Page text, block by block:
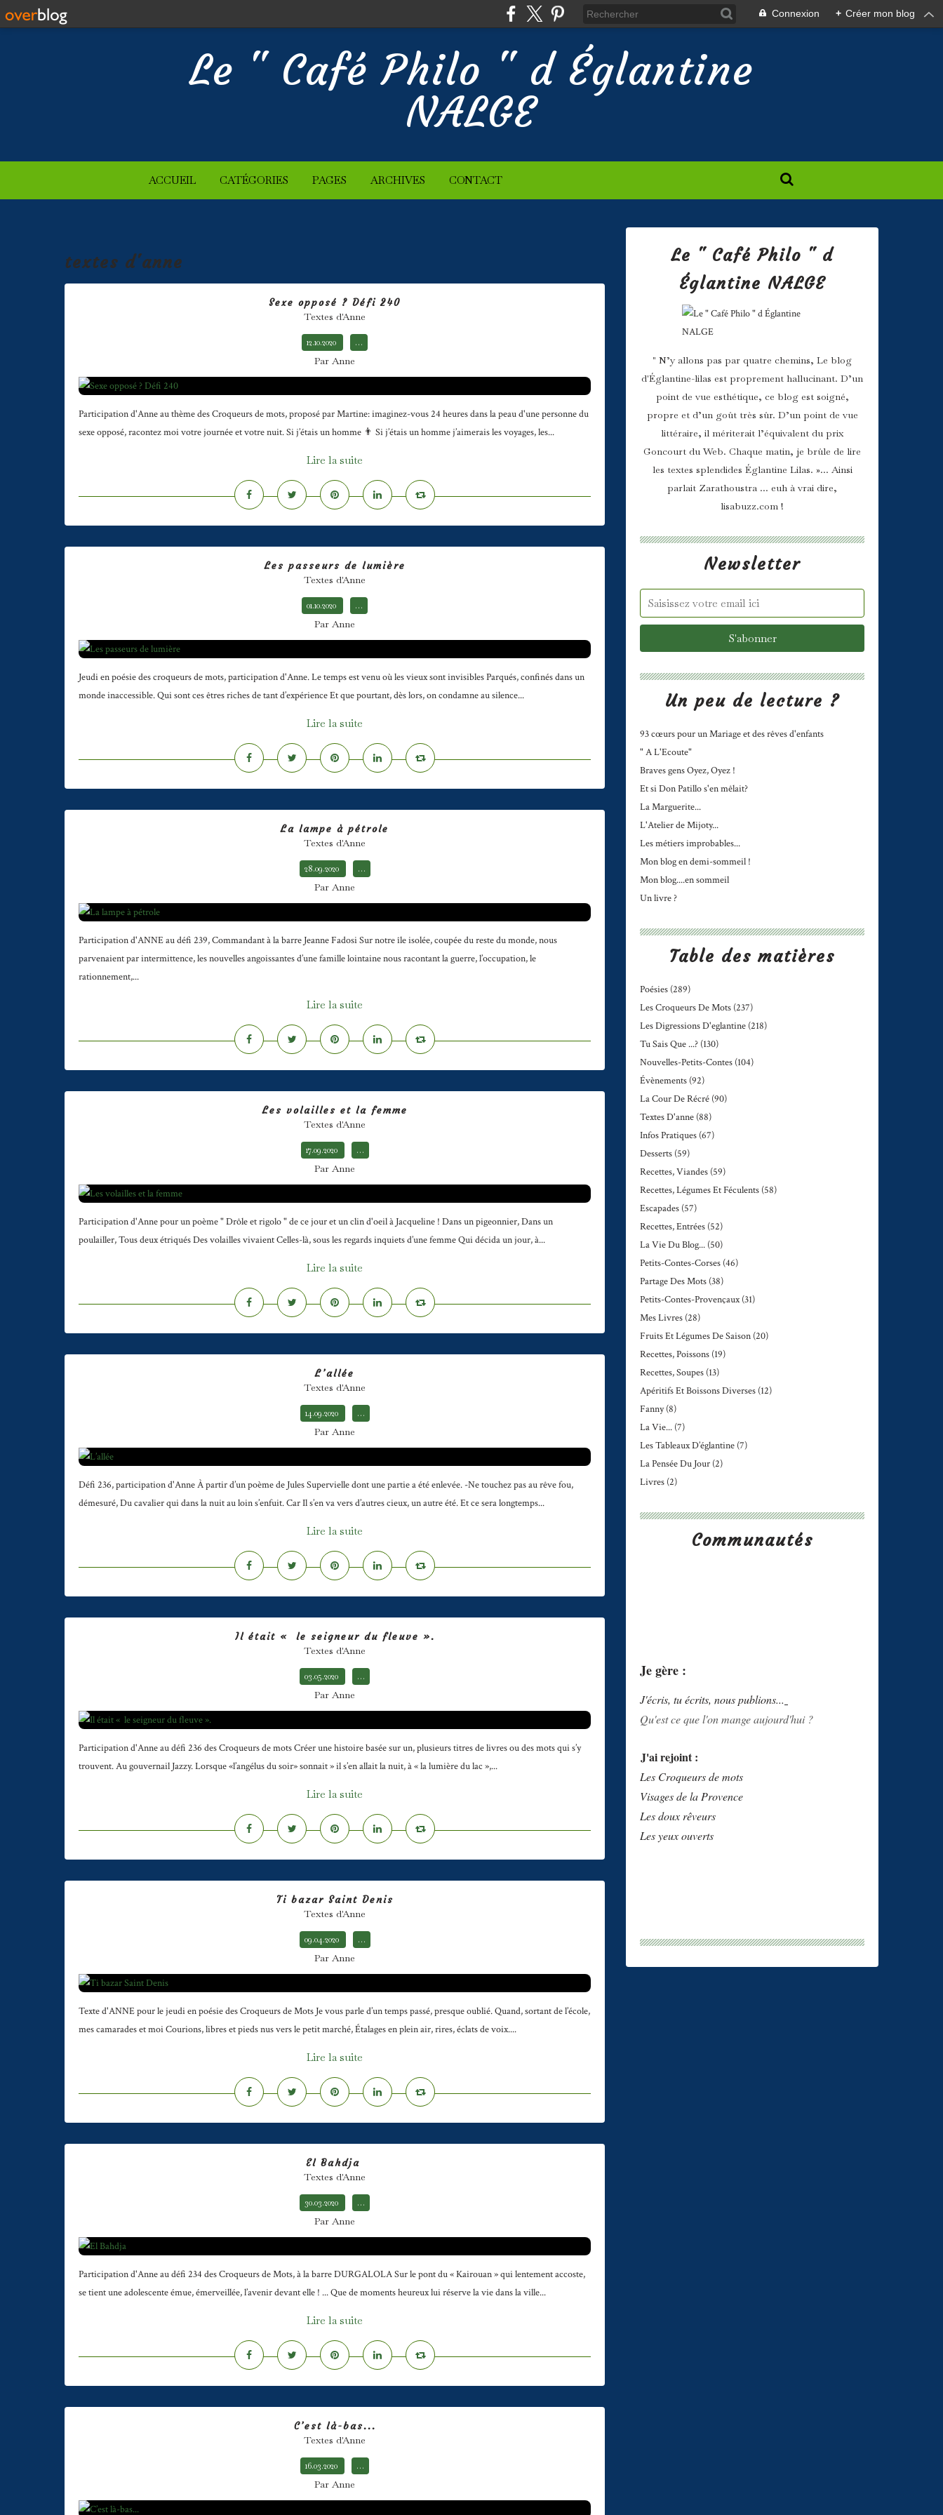
Connexion + Créer mon blog
Le " Café Philo " d Églantine
NALGE
ACCUEIL CATÉGORIES PAGES ARCHIVES CONTACT
textes d'anne
Sexe opposé ? Défi 240
Textes d'Anne
12.10.2020 …
Par Anne
Participation d'Anne au thème des Croqueurs de mots, proposé par Martine: imaginez-vous 24 heures dans la peau d'une personne du
sexe opposé, racontez moi votre journée et votre nuit. Si j’étais un homme 👨 Si j’étais un homme j’aimerais les voyages, les...
Lire la suite
Les passeurs de lumière
Textes d'Anne
01.10.2020 …
Par Anne
Jeudi en poésie des croqueurs de mots, participation d'Anne. Le temps est venu où les vieux sont invisibles Parqués, confinés dans un
monde inaccessible. Qui sont ces êtres riches de tant d’expérience Et que pourtant, dès lors, on condamne au silence...
Lire la suite
La lampe à pétrole
Textes d'Anne
28.09.2020 …
Par Anne
Participation d'ANNE au défi 239, Commandant à la barre Jeanne Fadosi Sur notre île isolée, coupée du reste du monde, nous
parvenaient par intermittence, les nouvelles angoissantes d’une famille lointaine nous racontant la guerre, l’occupation, le
rationnement,...
Lire la suite
Les volailles et la femme
Textes d'Anne
17.09.2020 …
Par Anne
Participation d'Anne pour un poème " Drôle et rigolo " de ce jour et un clin d'oeil à Jacqueline ! Dans un pigeonnier, Dans un
poulailler, Tous deux étriqués Des volailles vivaient Celles-là, sous les regards inquiets d’une femme Qui décida un jour, à...
Lire la suite
L’allée
Textes d'Anne
14.09.2020 …
Par Anne
Défi 236, participation d'Anne À partir d’un poème de Jules Supervielle dont une partie a été enlevée. -Ne touchez pas au rêve fou,
démesuré, Du cavalier qui dans la nuit au loin s’enfuit. Car Il s’en va vers d’autres cieux, un autre été. Et ce sera longtemps...
Lire la suite
Il était « le seigneur du fleuve ».
Textes d'Anne
03.05.2020 …
Par Anne
Participation d'Anne au défi 236 des Croqueurs de mots Créer une histoire basée sur un, plusieurs titres de livres ou des mots qui s’y
trouvent. Au gouvernail Jazzy. Lorsque «l’angélus du soir» sonnait » il s’en allait la nuit, à « la lumière du lac »,...
Lire la suite
Ti bazar Saint Denis
Textes d'Anne
09.04.2020 …
Par Anne
Texte d'ANNE pour le jeudi en poésie des Croqueurs de Mots Je vous parle d’un temps passé, presque oublié. Quand, sortant de l’école,
mes camarades et moi Courions, libres et pieds nus vers le petit marché, Étalages en plein air, rires, éclats de voix....
Lire la suite
El Bahdja
Textes d'Anne
30.03.2020 …
Par Anne
Participation d'Anne au défi 234 des Croqueurs de Mots, à la barre DURGALOLA Sur le pont du « Kairouan » qui lentement accoste,
se tient une adolescente émue, émerveillée, l’avenir devant elle ! ... Que de moments heureux lui réserve la vie dans la ville...
Lire la suite
C’est là-bas...
Textes d'Anne
16.03.2020 …
Par Anne
Newsletter
Table des matières
Poésies (289)
Les Croqueurs De Mots (237)
Les Digressions D'eglantine (218)
Tu Sais Que ...? (130)
Nouvelles-Petits-Contes (104)
Évènements (92)
La Cour De Récré (90)
Textes D'anne (88)
Infos Pratiques (67)
Desserts (59)
Recettes, Viandes (59)
Recettes, Légumes Et Féculents (58)
Escapades (57)
Recettes, Entrées (52)
La Vie Du Blog... (50)
Petits-Contes-Corses (46)
Partage Des Mots (38)
Petits-Contes-Provençaux(31)
Mes Livres (28)
Fruits Et Légumes De Saison (20)
Recettes, Poissons (19)
Recettes, Soupes (13)
Apéritifs Et Boissons Diverses (12)
Fanny(8)
La Vie... (7)
Les Tableaux D’églantine (7)
La Pensée Du Jour (2)
Livres (2)
Un peu de lecture ?
93 cœurs pour un Mariage et des rêves d'enfants
" A L'Ecoute"
Braves gens Oyez, Oyez !
Et si Don Patillo s'en mêlait?
La Marguerite...
L'Atelier de Mijoty...
Les métiers improbables...
Mon blog en demi-sommeil !
Mon blog....en sommeil
Un livre ?
Le " Café Philo " d
Églantine NALGE
" N’y allons pas par quatre chemins, Le blog
d'Églantine-lilas est proprement hallucinant. D’un
point de vue esthétique, ce blog est soigné,
propre et d’un goût très sûr. D’un point de vue
littéraire, il mériterait l’équivalent du prix
Goncourt du Web. Chaque matin, je brûle de lire
les textes splendides Églantine Lilas. »... Ainsi
parlait Zarathoustra ... euh à vrai dire,
lisabuzz.com !
Communautés
Je gère :
J'écris, tu écrits, nous publions...
Qu'est ce que l'on mange aujourd'hui ?
J'ai rejoint :
Les Croqueurs de mots
Visages de la Provence
Les doux rêveurs
Les yeux ouverts